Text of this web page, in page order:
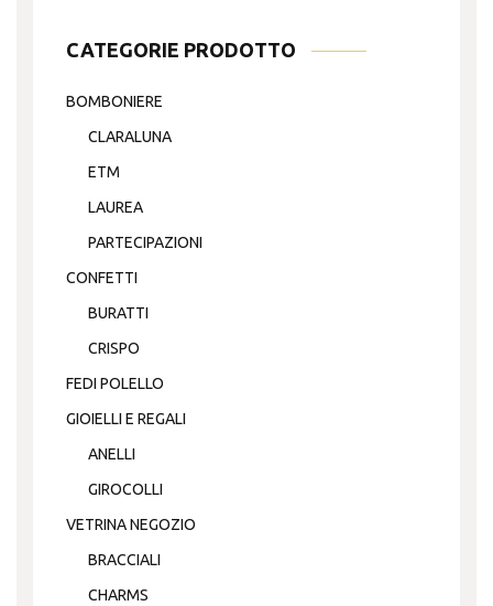
CATEGORIE PRODOTTO
BOMBONIERE
CLARALUNA
ETM
LAUREA
PARTECIPAZIONI
CONFETTI
BURATTI
CRISPO
FEDI POLELLO
GIOIELLI E REGALI
ANELLI
GIROCOLLI
VETRINA NEGOZIO
BRACCIALI
CHARMS